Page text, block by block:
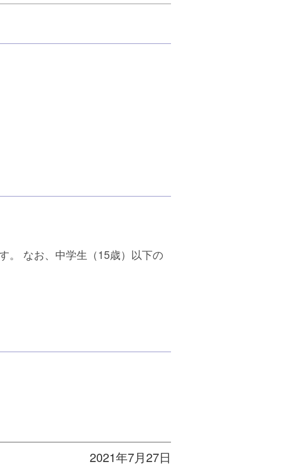
。 なお、中学生（15歳）以下の
2021年7月27日